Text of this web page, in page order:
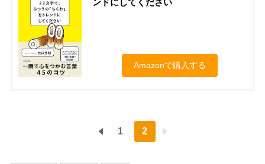
ンドにしてください
Amazonで購入する
1 2